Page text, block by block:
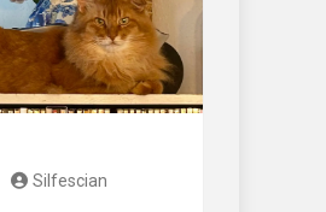
Silfescian